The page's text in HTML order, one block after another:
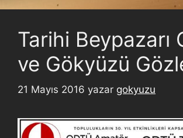
Tarihi Beypazarı
ve Gökyüzü
21 Mayıs 2016 yazar gokyuzu